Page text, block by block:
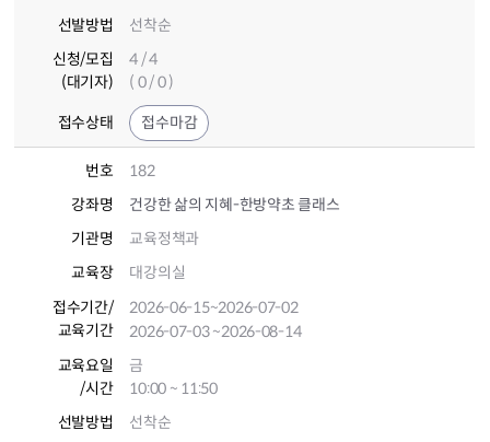
선발방법
선착순
신청/모집
(대기자)
4 / 4
( 0 / 0 )
접수상태 접수마감
번호
182
강좌명
건강한 삶의 지혜-한방약초 클래스
기관명
교육정책과
교육장
대강의실
접수기간/
교육기간
2026-06-15~2026-07-02
2026-07-03~2026-08-14
교육요일
/시간
금
10:00 ~ 11:50
선발방법
선착순